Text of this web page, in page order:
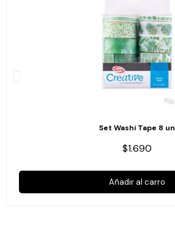
Set Washi Tape 8 un
$1.690
Añadir al carro